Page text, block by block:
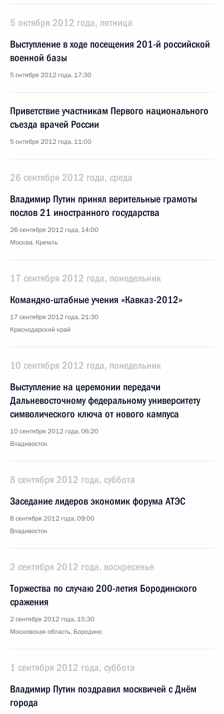
5 октября 2012 года, пятница
Выступление в ходе посещения 201-й российской
военной базы
5 октября 2012 года, 17:30
Приветствие участникам Первого национального
съезда врачей России
5 октября 2012 года, 11:00
26 сентября 2012 года, среда
Владимир Путин принял верительные грамоты
послов 21 иностранного государства
26 сентября 2012 года, 14:00
Москва, Кремль
17 сентября 2012 года, понедельник
Командно-штабные учения «Кавказ-2012»
17 сентября 2012 года, 21:30
Краснодарский край
10 сентября 2012 года, понедельник
Выступление на церемонии передачи
Дальневосточному федеральному университету
символического ключа от нового кампуса
10 сентября 2012 года, 06:20
Владивосток
8 сентября 2012 года, суббота
Заседание лидеров экономик форума АТЭС
8 сентября 2012 года, 09:00
Владивосток
2 сентября 2012 года, воскресенье
Торжества по случаю 200-летия Бородинского
сражения
2 сентября 2012 года, 15:30
Московская область, Бородино
1 сентября 2012 года, суббота
Владимир Путин поздравил москвичей с Днём
города